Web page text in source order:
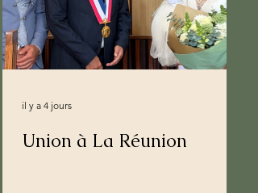
Union à La Réunion
il y a 4 jours